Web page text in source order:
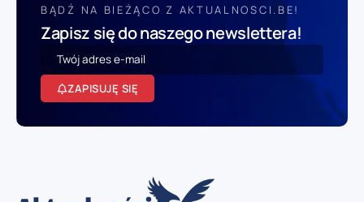
BĄDŹ NA BIEŻĄCO Z AKTUALNOSCI.BE!
Zapisz się do naszego newslettera!
ZAPISUJĘ SIĘ